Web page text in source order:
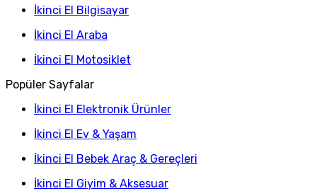
İkinci El Bilgisayar
İkinci El Araba
İkinci El Motosiklet
Popüler Sayfalar
İkinci El Elektronik Ürünler
İkinci El Ev & Yaşam
İkinci El Bebek Araç & Gereçleri
İkinci El Giyim & Aksesuar